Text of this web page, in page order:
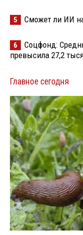
5 Сможет ли ИИ
6
Соцфонд:
превысила 27,2
Главное сегодня